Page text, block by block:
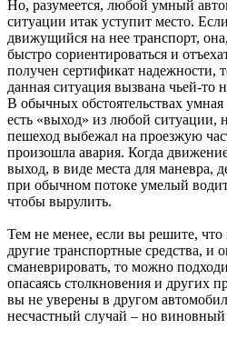
Но, разумеется, любой умный
ситуации итак уступит место.
движущийся на нее транспорт,
быстро сориентироваться и
получен сертификат надежности,
данная ситуация вызвана чьей-то
В обычных обстоятельствах
есть «выход» из любой ситуации,
пешеход выбежал на проезжую
произошла авария. Когда
выход, в виде места для маневра,
при обычном потоке умелый
чтобы вырулить.
Тем не менее, если вы решите,
другие транспортные средства, и
сманеврировать, то можно
опасаясь столкновения и других
вы не уверены в другом
несчастный случай – но виновный